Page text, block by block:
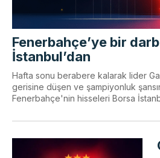
Fenerbahçe’ye bir
İstanbul’dan
Hafta sonu berabere kalarak lider
gerisine düşen ve şampiyonluk
Fenerbahçe'nin hisseleri Borsa